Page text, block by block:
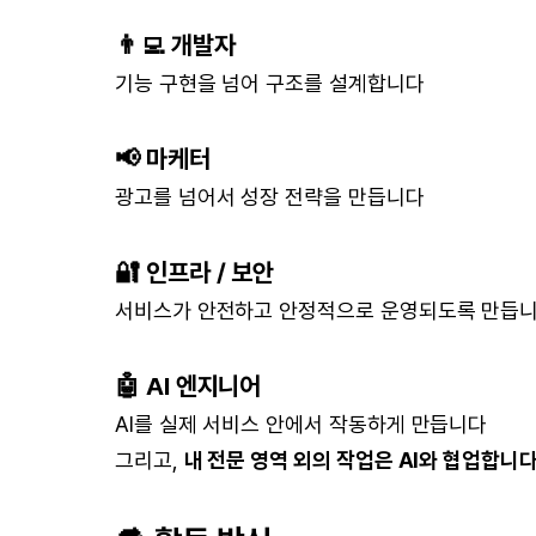
👨‍💻 개발자
기능 구현을 넘어 구조를 설계합니다
📢 마케터
광고를 넘어서 성장 전략을 만듭니다
🔐 인프라 / 보안
서비스가 안전하고 안정적으로 운영되도록 만듭
🤖 AI 엔지니어
AI를 실제 서비스 안에서 작동하게 만듭니다
그리고, 내 전문 영역 외의 작업은 AI와 협업합니